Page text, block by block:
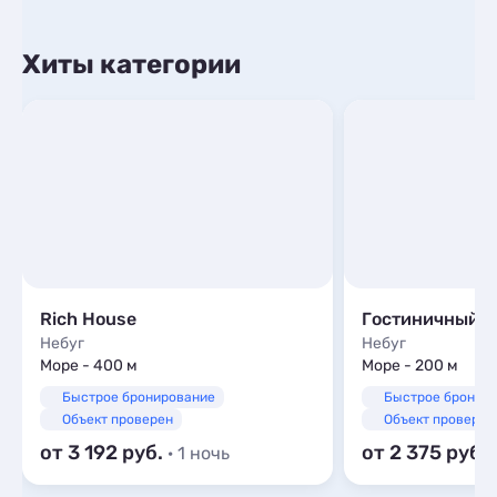
Хиты категории
Rich House
Небуг
Море - 400 м
Быстрое бронирование
Объект проверен
от 3 192 · 1 ночь
Небуг
Море - 200 м
Быстрое
Объект проверен
от 2 375